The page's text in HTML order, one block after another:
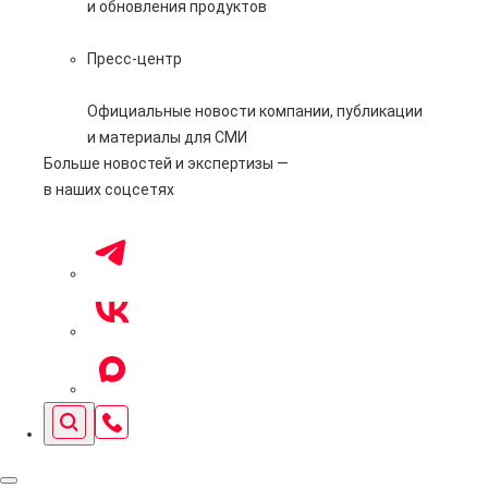
и обновления продуктов
Пресс-центр
Официальные новости компании, публикации
и материалы для СМИ
Больше новостей и экспертизы —
в наших соцсетях